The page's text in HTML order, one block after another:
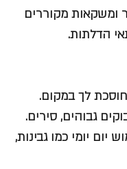
ומשקאות מקוררים
הדלתות.
לך במקום.
גבוהים, סירים.
יום יומי כמו גבינות,